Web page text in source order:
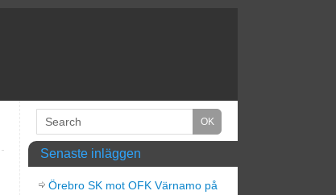
Senaste inläggen
Örebro SK mot OFK Värnamo på